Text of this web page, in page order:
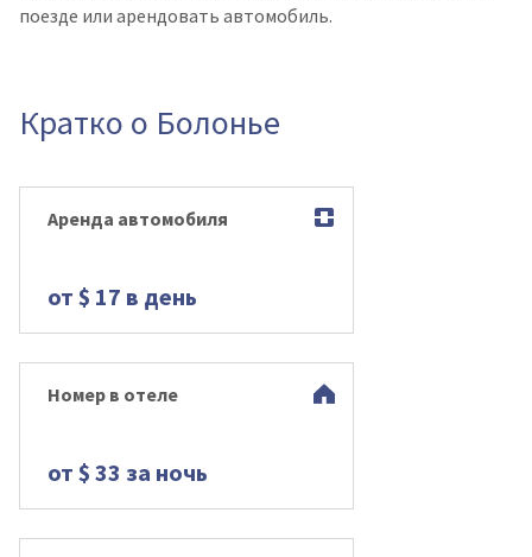
поезде или арендовать автомобиль.
Кратко о Болонье
Аренда автомобиля
от $ 17 в день
Номер в отеле
от $ 33 за ночь